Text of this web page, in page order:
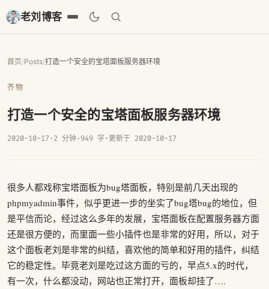
老刘博客
首页/Posts/打造一个安全的宝塔面板服务器环境
齐物
打造一个安全的宝塔面板服务器环境
2020-10-17· 2 分钟· 949 字 · 更新于 2020-10-17
很多人都戏称宝塔面板为bug塔面板，特别是前几天出现的
phpmyadmin事件，似乎更进一步的坐实了bug塔bug的地位，但
是平信而论，经过这么多年的发展，宝塔面板在配置服务器方面
还是很方便的，而里面一些小插件也是非常的好用，所以，对于
这个面板老刘是非常的纠结，喜欢他的简单和好用的插件，纠结
它的稳定性。毕竟老刘是吃过这方面的亏的，早点5.x的时代，
有一次，什么都没动，网站也正常打开，面板却挂了….